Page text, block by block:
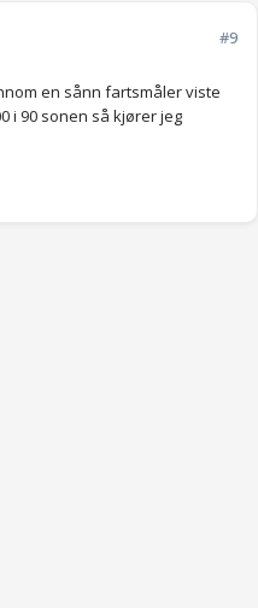
#9
en sånn fartsmåler viste
i 90 sonen så kjører jeg